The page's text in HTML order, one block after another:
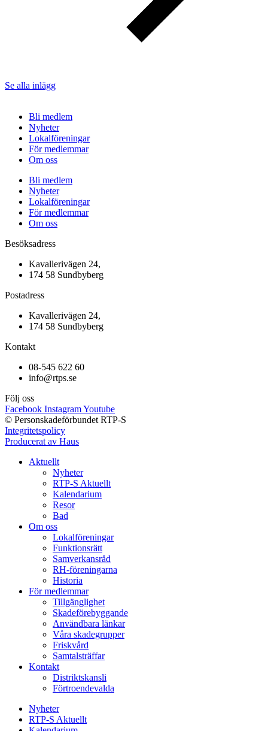
Se alla inlägg
Bli medlem
Nyheter
Lokalföreningar
För medlemmar
Om oss
Bli medlem
Nyheter
Lokalföreningar
För medlemmar
Om oss
Besöksadress
Kavallerivägen 24,
174 58 Sundbyberg
Postadress
Kavallerivägen 24,
174 58 Sundbyberg
Kontakt
08-545 622 60
info@rtps.se
Följ oss
Facebook InstagramYoutube
© Personskadeförbundet RTP-S
Integritetspolicy
Producerat av Haus
Aktuellt
Nyheter
RTP-S Aktuellt
Kalendarium
Resor
Bad
Om oss
Lokalföreningar
Funktionsrätt
Samverkansråd
RH-föreningarna
Historia
För medlemmar
Tillgänglighet
Skadeförebyggande
Användbara länkar
Våra skadegrupper
Friskvård
Samtalsträffar
Kontakt
Distriktskansli
Förtroendevalda
Nyheter
RTP-S Aktuellt